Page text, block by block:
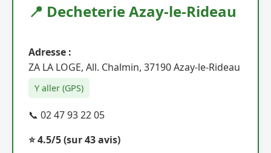
📍 Decheterie Azay-le-Rideau
Adresse :
ZA LA LOGE, All. Chalmin, 37190 Azay-le-Rideau
Y aller (GPS)
📞 02 47 93 22 05
⭐ 4.5/5(sur 43 avis)